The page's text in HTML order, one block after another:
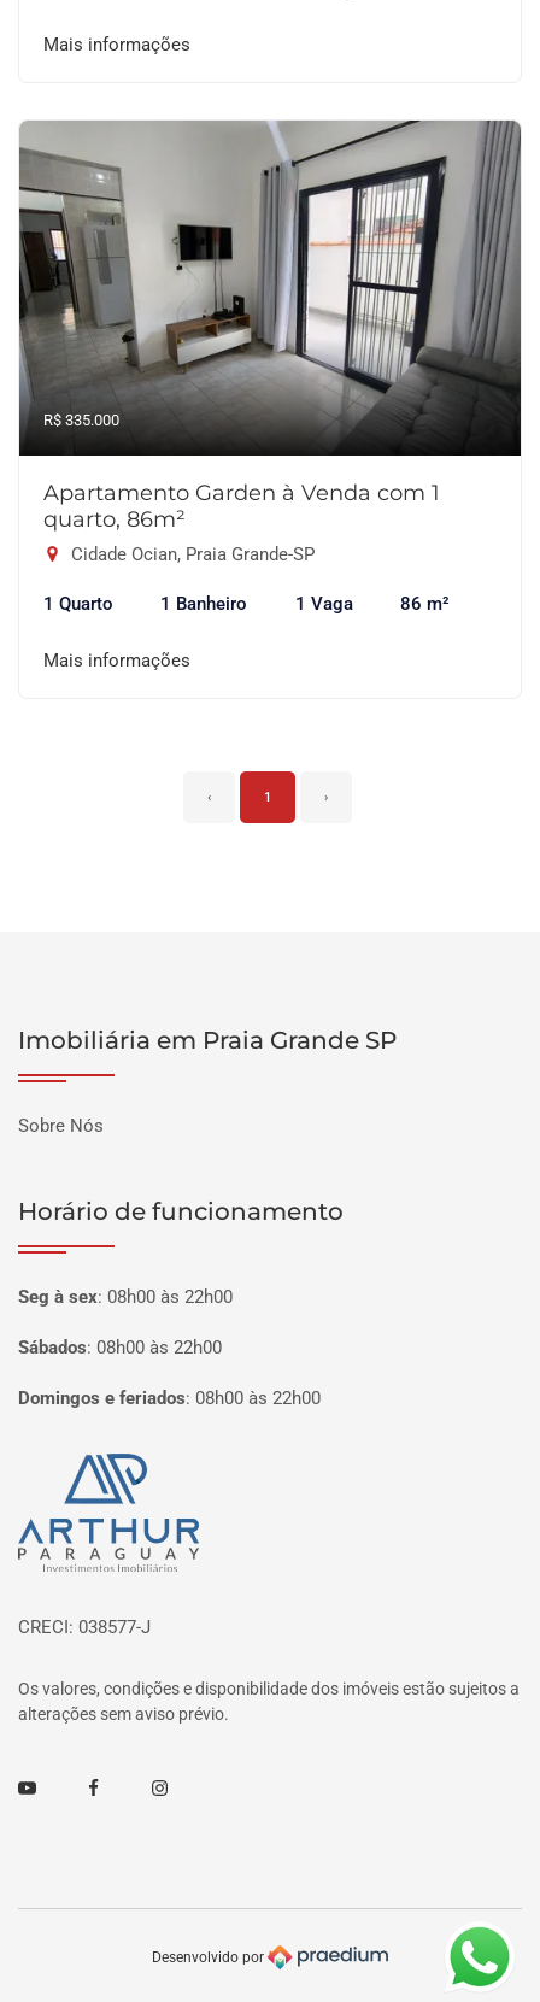
Mais informações
R$ 335.000
Apartamento Garden à Venda com 1
quarto, 86m²
Cidade Ocian, Praia Grande-SP
1 Quarto 1 Banheiro 1 Vaga 86 m²
Mais informações
‹ 1 ›
Imobiliária em Praia Grande SP
Sobre Nós
Horário de funcionamento
Seg à sex: 08h00 às 22h00
Sábados: 08h00 às 22h00
Domingos e feriados: 08h00 às 22h00
Página inicial
CRECI: 038577-J
Os valores, condições e disponibilidade dos imóveis estão sujeitos a
alterações sem aviso prévio.
Youtube FacebookInstagram
Desenvolvido por